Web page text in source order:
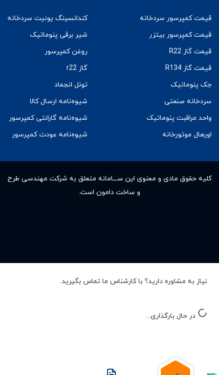
قیمت کمپرسور سردخانه
قیمت کمپرسور بیتزر
قیمت گاز R22
قیمت گاز R134
جک پنوماتیک
سردخانه صنعتی
واحد مراقبت پنوماتیک
اورهال موتورخانه
کندانسینگ یونیت سردخانه
شیر برقی پنوماتیک
روغن کمپرسور
گاز r22
تونل انجماد
شیوه‌نامه ارسال کالا
شیوه‌نامه گارانتی کمپرسور
شیوه‌نامه عودت کمپرسور
کلیه حقوق مادى و معنوى این ســـامانه متعلق به شرکت مهندسی طرح
و ساخت دامون است.
نیاز به مشاوره دارید؟ با کارشناس ما تماس بگیرید.
در حال بارگذاری...